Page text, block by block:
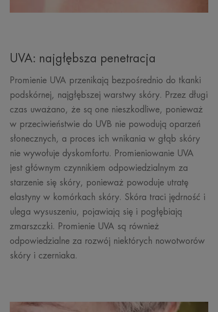
UVA: najgłębsza penetracja
Promienie UVA przenikają bezpośrednio do tkanki
podskórnej, najgłębszej warstwy skóry. Przez długi
czas uważano, że są one nieszkodliwe, ponieważ
w przeciwieństwie do UVB nie powodują oparzeń
słonecznych, a proces ich wnikania w głąb skóry
nie wywołuje dyskomfortu. Promieniowanie UVA
jest głównym czynnikiem odpowiedzialnym za
starzenie się skóry, ponieważ powoduje utratę
elastyny w komórkach skóry. Skóra traci jędrność i
ulega wysuszeniu, pojawiają się i pogłębiają
zmarszczki. Promienie UVA są również
odpowiedzialne za rozwój niektórych nowotworów
skóry i czerniaka.